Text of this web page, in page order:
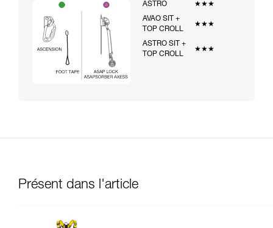
ASTRO
★★★
AVAO SIT +
TOP CROLL
★★★
ASTRO SIT +
TOP CROLL
★★★
Présent dans l'article